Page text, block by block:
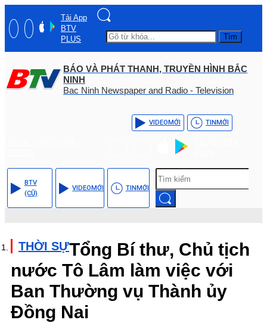
Tải App
BTV
PLUS
Tìm
BÁO VÀ PHÁT THANH, TRUYỀN HÌNH BẮC
NINH
Bac Ninh Newspaper and Radio - Television
VIDEOMỚI TINMỚI
BTV
(CŨ)
VIDEOMỚI TINMỚI
THỜI SỰTổng Bí thư, Chủ tịch
nước Tô Lâm làm việc với
Ban Thường vụ Thành ủy
Đồng Nai